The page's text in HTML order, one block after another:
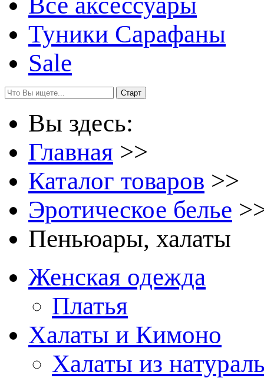
Туники Сарафаны
Sale
Вы здесь:
Главная >>
Каталог товаров >>
Эротическое белье
Пеньюары, халаты
Женская одежда
Платья
Халаты и Кимоно
Халаты из